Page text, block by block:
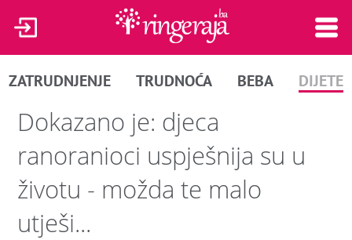
ZATRUDNJENJE TRUDNOĆA BEBA DIJETE
Dokazano je: djeca
ranoranioci uspješnija su u
životu - možda te malo
utješi...